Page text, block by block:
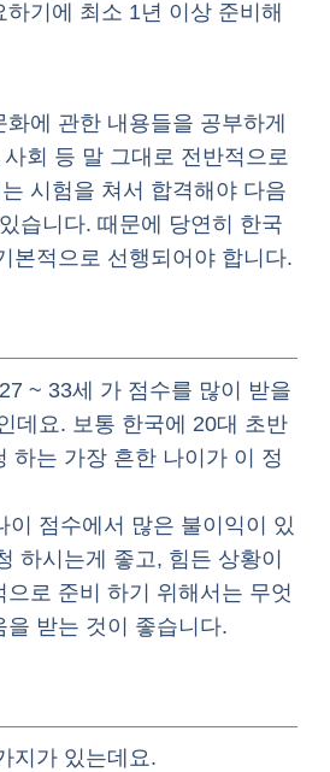
기에 최소 1년 이상 준비해
에 관한 내용들을 공부하게
회 등 말 그대로 전반적으로
시험을 쳐서 합격해야 다음
습니다. 때문에 당연히 한국
본적으로 선행되어야 합니다.
~ 33세 가 점수를 많이 받을
데요. 보통 한국에 20대 초반
하는 가장 흔한 나이가 이 정
이 점수에서 많은 불이익이 있
하시는게 좋고, 힘든 상황이
로 준비 하기 위해서는 무엇
을 받는 것이 좋습니다.
지가 있는데요.